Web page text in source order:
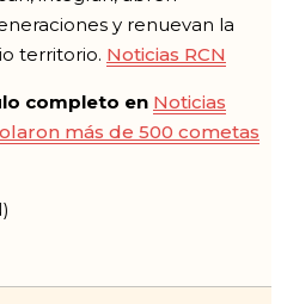
y renuevan la
territorio. Noticias RCN
completo en Noticias
más de 500 cometas